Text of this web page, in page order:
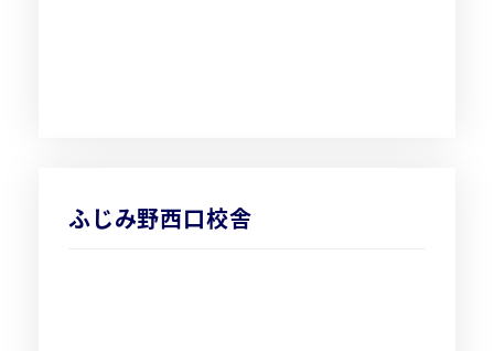
ふじみ野西口校舎